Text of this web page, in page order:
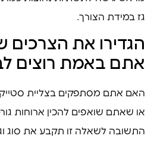
גז במידת הצורך.
הגדירו את
אתם באמת רוצים
האם אתם מסתפקים בצליית
או שאתם שואפים להכין ארוחות
התשובה לשאלה זו תקבע את סוג